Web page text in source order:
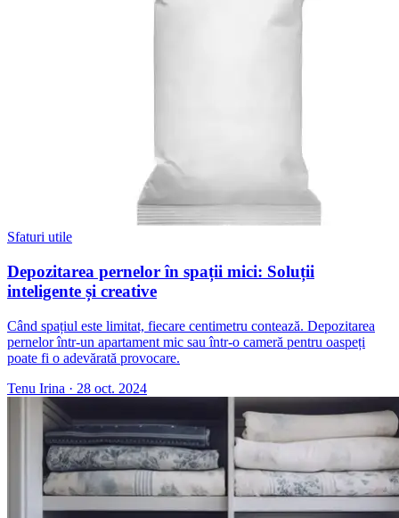
Sfaturi utile
Depozitarea pernelor în spații mici: Soluții
inteligente și creative
Când spațiul este limitat, fiecare centimetru contează. Depozitarea
pernelor într-un apartament mic sau într-o cameră pentru oaspeți
poate fi o adevărată provocare.
Tenu Irina · 28 oct. 2024